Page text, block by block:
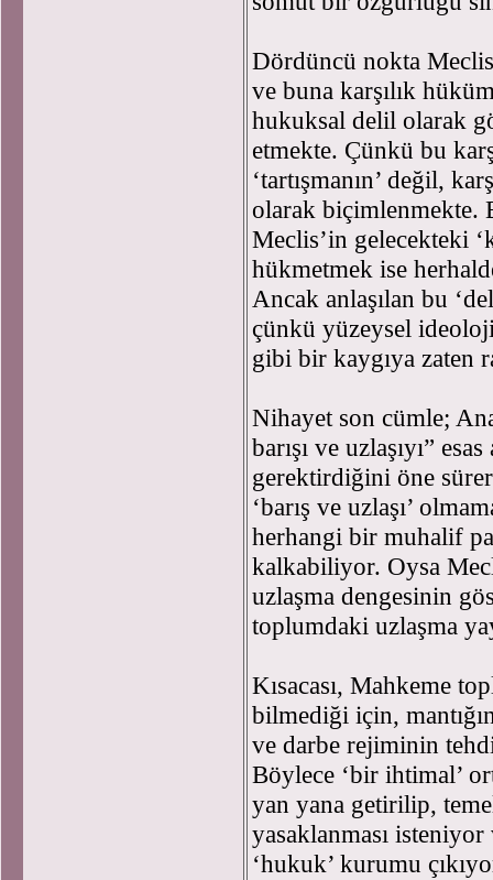
Dördüncü nokta
ve buna karşılık
hukuksal delil olarak
etmekte. Çünkü bu
‘tartışmanın’ değil,
olarak biçimlenmekte.
Meclis’in gelecekteki
hükmetmek ise
Ancak anlaşılan bu
çünkü yüzeysel
gibi bir kaygıya zaten
Nihayet son cümle;
barışı ve uzlaşıyı”
gerektirdiğini öne
‘barış ve uzlaşı’
herhangi bir muhalif
kalkabiliyor. Oysa
uzlaşma dengesinin
toplumdaki uzlaşma
Kısacası, Mahkeme
bilmediği için,
ve darbe rejiminin
Böylece ‘bir ihtimal’
yan yana getirilip,
yasaklanması
‘hukuk’ kurumu